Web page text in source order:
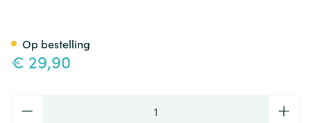
€ 29,90
Op bestelling